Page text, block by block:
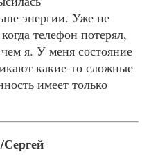
энергии. Уже не
телефон потерял,
я. У меня состояние
какие-то сложные
имеет только